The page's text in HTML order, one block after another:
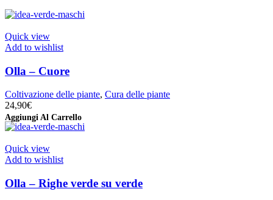
Quick view
Add to wishlist
Olla – Cuore
Coltivazione delle piante, Cura delle piante
24,90€
Aggiungi Al Carrello
Quick view
Add to wishlist
Olla – Righe verde su verde